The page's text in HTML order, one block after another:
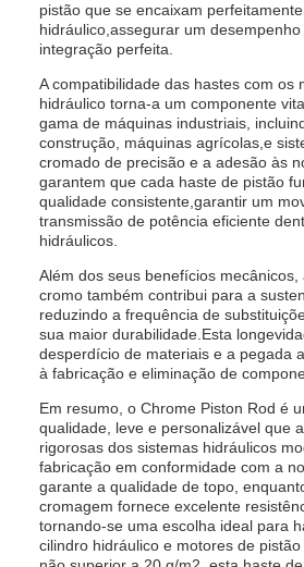
pistão que se encaixam
hidráulico,assegurar um
integração perfeita.
A compatibilidade das hastes com os
hidráulico torna-a um componente
gama de máquinas industriais,
construção, máquinas agrícolas,e
cromado de precisão e a adesão às
garantem que cada haste de pistão
qualidade consistente,garantir um
transmissão de potência eficiente
hidráulicos.
Além dos seus benefícios
cromo também contribui para a
reduzindo a frequência de
sua maior durabilidade.Esta
desperdício de materiais e a pegada
à fabricação e eliminação de
Em resumo, o Chrome Piston Rod é
qualidade, leve e personalizável que
rigorosas dos sistemas hidráulicos
fabricação em conformidade com a
garante a qualidade de topo,
cromagem fornece excelente
tornando-se uma escolha ideal para
cilindro hidráulico e motores de